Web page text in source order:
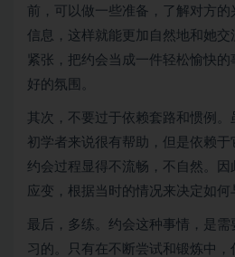
前，可以做一些准备，了解对方
信息，这样就能更加自然地和她
紧张，把约会当成一件轻松愉快
好的氛围。
其次，不要过于依赖套路和惯例
初学者来说很有帮助，但是依赖
约会过程显得不流畅，不自然。因
应变，根据当时的情况来决定如何
最后，多练。约会这种事情，是
习的。只有在不断尝试和锻炼中